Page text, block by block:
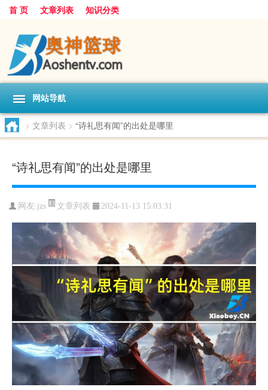
首 页 文章列表 知识分类
网站导航
> 文章列表 > “诗礼思有闻”的出处是哪里
“诗礼思有闻”的出处是哪里
网友:jzs 文章列表 2024-11-13 15:03:31